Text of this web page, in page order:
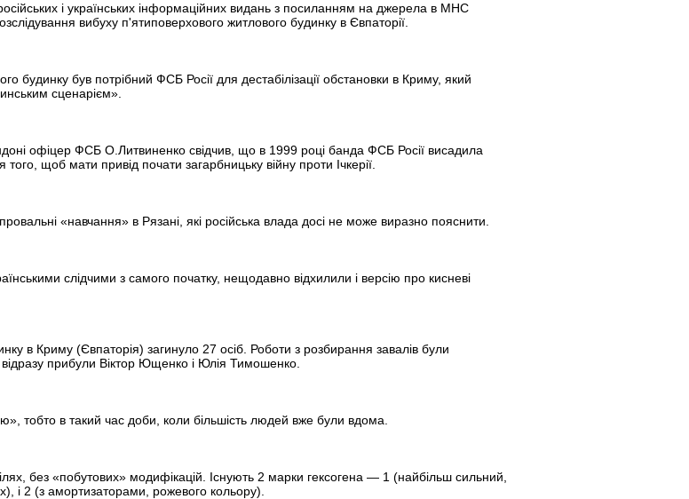
і українських інформаційних видань з посиланням на джерела в МНС
вибуху п'ятиповерхового житлового будинку в Євпаторії.
будинку був потрібний ФСБ Росії для дестабілізації обстановки в Криму, який
сценарієм».
офіцер ФСБ О.Литвиненко свідчив, що в 1999 році банда ФСБ Росії висадила
щоб мати привід почати загарбницьку війну проти Ічкерії.
«навчання» в Рязані, які російська влада досі не може виразно пояснити.
слідчими з самого початку, нещодавно відхилили і версію про кисневі
в Криму (Євпаторія) загинуло 27 осіб. Роботи з розбирання завалів були
прибули Віктор Ющенко і Юлія Тимошенко.
тобто в такий час доби, коли більшість людей вже були вдома.
без «побутових» модифікацій. Існують 2 марки гексогена — 1 (найбільш сильний,
і 2 (з амортизаторами, рожевого кольору).